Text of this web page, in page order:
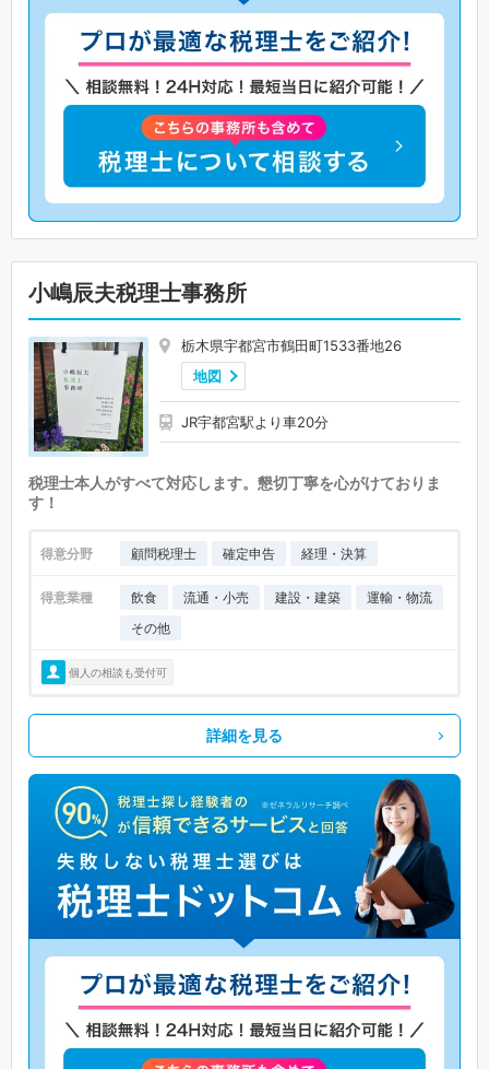
小嶋辰夫税理士事務所
栃木県宇都宮市鶴田町1533番地26
地図
JR宇都宮駅より車20分
税理士本人がすべて対応します。懇切丁寧を心がけておりま
す！
得意分野 顧問税理士 確定申告 経理・決算
得意業種 飲食 流通・小売 建設・建築
運輸・物流
その他
個人の相談も受付可
詳細を見る